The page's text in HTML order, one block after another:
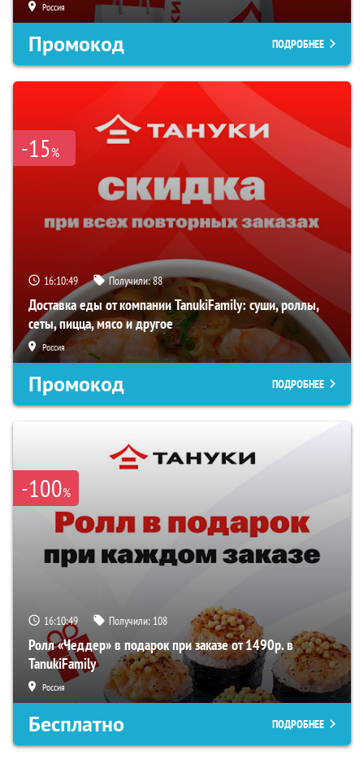
Россия
Промокод ПОДРОБНЕЕ
-15%
16:10:48 Получили:88
Доставка еды от компании TanukiFamily: суши, роллы,
сеты, пицца, мясо и другое
Россия
Промокод ПОДРОБНЕЕ
-100%
16:10:48 Получили: 108
Ролл «Чеддер» в подарок при заказе от 1490р. в
TanukiFamily
Россия
Бесплатно ПОДРОБНЕЕ